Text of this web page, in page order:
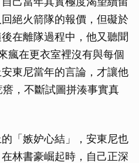
絕火箭隊的報價，但礙於
在離隊過程中，他又聽聞
瘋在更衣室裡沒有與每個
東尼當年的言論，才讓他
，不斷試圖拼湊事實真
「嫉妒心結」，安東尼也
林書豪崛起時，自己正深